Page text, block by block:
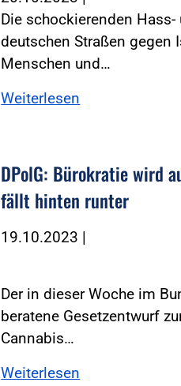
Die schockierenden
deutschen Straßen gegen
Menschen und…
Weiterlesen
DPolG: Bürokratie wird
fällt hinten runter
19.10.2023 |
Der in dieser Woche im
beratene Gesetzentwurf
Cannabis…
Weiterlesen